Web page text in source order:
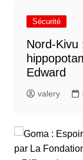
Sécurité
Nord-Kivu
Edward
valery